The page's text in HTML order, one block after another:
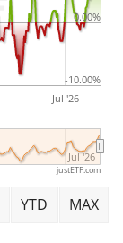
Jul '26
Jul '26
-10.00%
0.00%
justETF.com
YTD MAX